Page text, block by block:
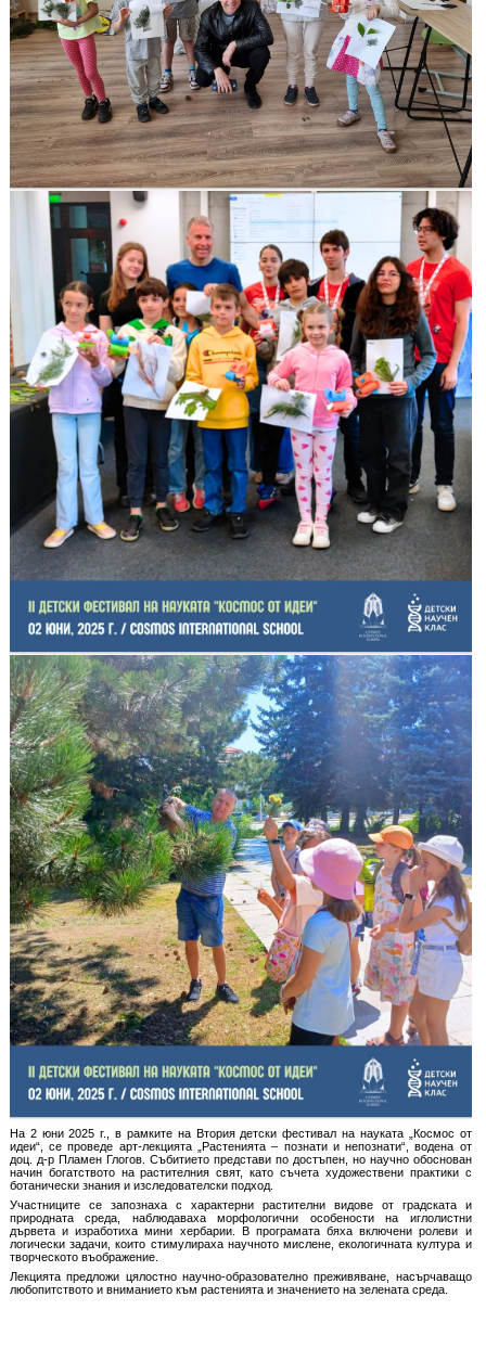
На 2 юни 2025 г., в рамките на Втория детски фестивал на науката „Космос от
идеи“, се проведе арт-лекцията „Растенията – познати и непознати“, водена от
доц. д-р Пламен Глогов. Събитието представи по достъпен, но научно обоснован
начин богатството на растителния свят, като съчета художествени практики с
ботанически знания и изследователски подход.
Участниците се запознаха с характерни растителни видове от градската и
природната среда, наблюдаваха морфологични особености на иглолистни
дървета и изработиха мини хербарии. В програмата бяха включени ролеви и
логически задачи, които стимулираха научното мислене, екологичната култура и
творческото въображение.
Лекцията предложи цялостно научно-образователно преживяване, насърчаващо
любопитството и вниманието към растенията и значението на зелената среда.